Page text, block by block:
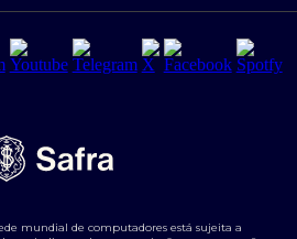
Física
mundial de computadores está sujeita a